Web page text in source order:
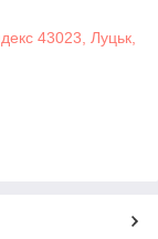
43023, Луцьк,